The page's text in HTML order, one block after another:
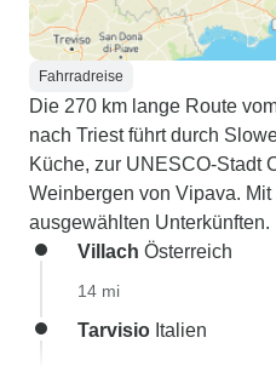
Fahrradreise
Die 270 km lange Route
nach Triest führt durch
Küche, zur UNESCO-Stadt
Weinbergen von Vipava. Mit
ausgewählten Unterkünften.
Villach Österreich
14 mi
Tarvisio Italien